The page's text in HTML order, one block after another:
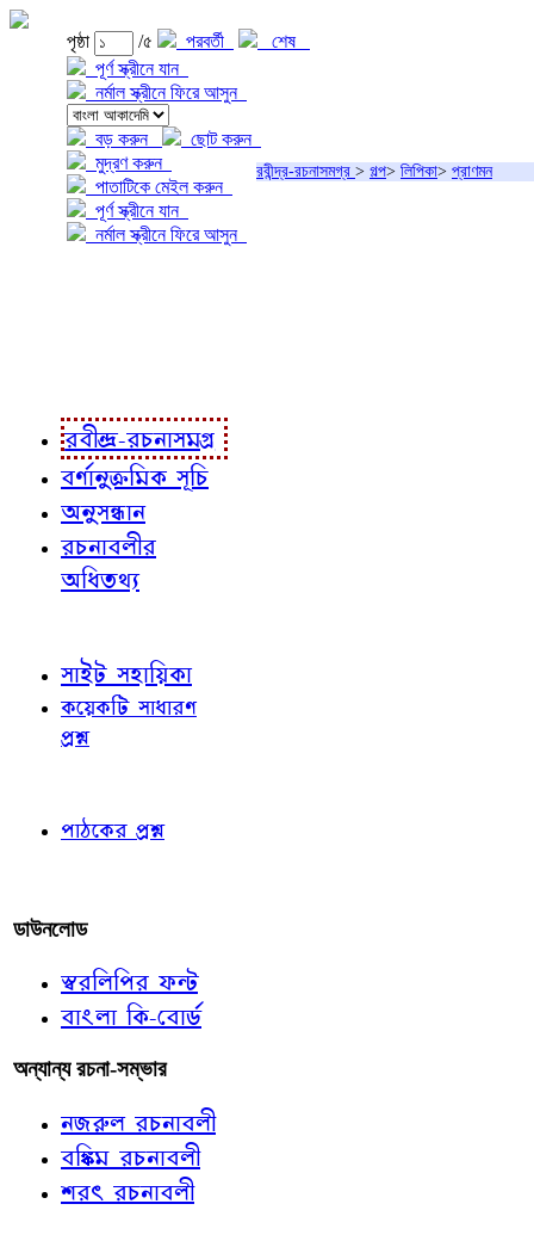
পৃষ্ঠা /৫ পরবর্তী
শেষ
পূর্ণ স্ক্রীনে যান
নর্মাল স্ক্রীনে ফিরে আসুন
বড় করুন
ছোট করুন
মুদ্রণ করুন
পাতাটিকে মেইল করুন
পূর্ণ স্ক্রীনে যান
নর্মাল স্ক্রীনে ফিরে আসুন
রবীন্দ্র-রচনাসমগ্র > গল্প> লিপিকা> প্রাণমন
রবীন্দ্র-রচনাসমগ্র
বর্ণানুক্রমিক সূচি
অনুসন্ধান
রচনাবলীর
অধিতথ্য
সাইট সহায়িকা
কয়েকটি সাধারণ
প্রশ্ন
পাঠকের প্রশ্ন
ডাউনলোড
স্বরলিপির ফন্ট
বাংলা কি-বোর্ড
অন্যান্য রচনা-সম্ভার
নজরুল রচনাবলী
বঙ্কিম রচনাবলী
শরৎ রচনাবলী